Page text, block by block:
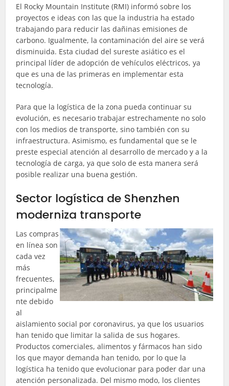
El Rocky Mountain Institute (RMI) informó sobre los
proyectos e ideas con las que la industria ha estado
trabajando para reducir las dañinas emisiones de
carbono. Igualmente, la contaminación del aire se verá
disminuida. Esta ciudad del sureste asiático es el
principal líder de adopción de vehículos eléctricos, ya
que es una de las primeras en implementar esta
tecnología.
Para que la logística de la zona pueda continuar su
evolución, es necesario trabajar estrechamente no solo
con los medios de transporte, sino también con su
infraestructura. Asimismo, es fundamental que se le
preste especial atención al desarrollo de mercado y a la
tecnología de carga, ya que solo de esta manera será
posible realizar una buena gestión.
Sector logística de Shenzhen
moderniza transporte
Las compras
en línea son
cada vez
más
frecuentes,
principalme
nte debido
al
aislamiento social por coronavirus, ya que los usuarios
han tenido que limitar la salida de sus hogares.
Productos comerciales, alimentos y fármacos han sido
los que mayor demanda han tenido, por lo que la
logística ha tenido que evolucionar para poder dar una
atención personalizada. Del mismo modo, los clientes